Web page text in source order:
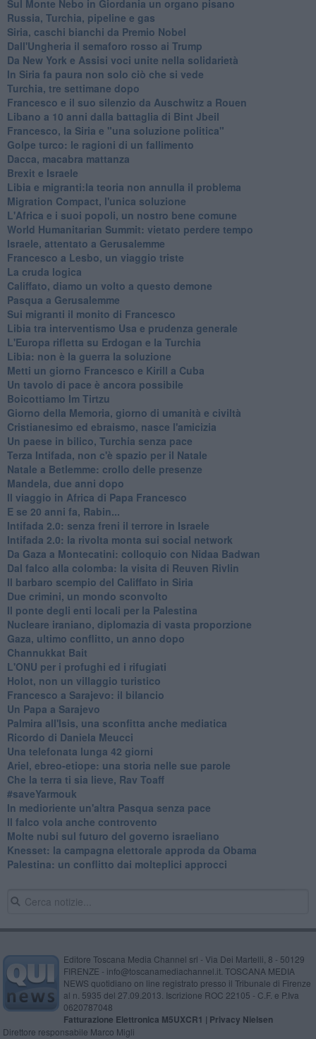
Sul Monte Nebo in Giordania un organo pisano
Russia, Turchia, pipeline e gas
Siria, caschi bianchi da Premio Nobel
Dall'Ungheria il semaforo rosso ai Trump
Da New York e Assisi voci unite nella solidarietà
In Siria fa paura non solo ciò che si vede
Turchia, tre settimane dopo
Francesco e il suo silenzio da Auschwitz a Rouen
Libano a 10 anni dalla battaglia di Bint Jbeil
Francesco, la Siria e "una soluzione politica"
Golpe turco: le ragioni di un fallimento
Dacca, macabra mattanza
Brexit e Israele
Libia e migranti:la teoria non annulla il problema
Migration Compact, l'unica soluzione
L'Africa e i suoi popoli, un nostro bene comune
World Humanitarian Summit: vietato perdere tempo
Israele, attentato a Gerusalemme
Francesco a Lesbo, un viaggio triste
La cruda logica
Califfato, diamo un volto a questo demone
Pasqua a Gerusalemme
Sui migranti il monito di Francesco
Libia tra interventismo Usa e prudenza generale
L'Europa rifletta su Erdogan e la Turchia
Libia: non è la guerra la soluzione
Metti un giorno Francesco e Kirill a Cuba
Un tavolo di pace è ancora possibile
Boicottiamo Im Tirtzu
Giorno della Memoria, giorno di umanità e civiltà
Cristianesimo ed ebraismo, nasce l'amicizia
Un paese in bilico, Turchia senza pace
Terza Intifada, non c'è spazio per il Natale
Natale a Betlemme: crollo delle presenze
Mandela, due anni dopo
Il viaggio in Africa di Papa Francesco
E se 20 anni fa, Rabin...
Intifada 2.0: senza freni il terrore in Israele
Intifada 2.0: la rivolta monta sui social network
Da Gaza a Montecatini: colloquio con Nidaa Badwan
Dal falco alla colomba: la visita di Reuven Rivlin
Il barbaro scempio del Califfato in Siria
Due crimini, un mondo sconvolto
Il ponte degli enti locali per la Palestina
Nucleare iraniano, diplomazia di vasta proporzione
Gaza, ultimo conflitto, un anno dopo
Channukkat Bait
L'ONU per i profughi ed i rifugiati
Holot, non un villaggio turistico
Francesco a Sarajevo: il bilancio
Un Papa a Sarajevo
Palmira all'Isis, una sconfitta anche mediatica
Ricordo di Daniela Meucci
​Una telefonata lunga 42 giorni
​Ariel, ebreo-etiope: una storia nelle sue parole
Che la terra ti sia lieve, Rav Toaff
​#saveYarmouk
​In medioriente un'altra Pasqua senza pace
​Il falco vola anche controvento
Molte nubi sul futuro del governo israeliano
Knesset: la campagna elettorale approda da Obama
Palestina: un conflitto dai molteplici approcci
Editore Toscana Media Channel srl - Via Dei Martelli, 8 - 50129
FIRENZE - info@toscanamediachannel.it. TOSCANA MEDIA
NEWS quotidiano on line registrato presso il Tribunale di Firenze
al n. 5935 del 27.09.2013. Iscrizione ROC 22105 - C.F. e P.Iva
0620787048
Fatturazione Elettronica M5UXCR1 | Privacy Nielsen
Direttore responsabile Marco Migli